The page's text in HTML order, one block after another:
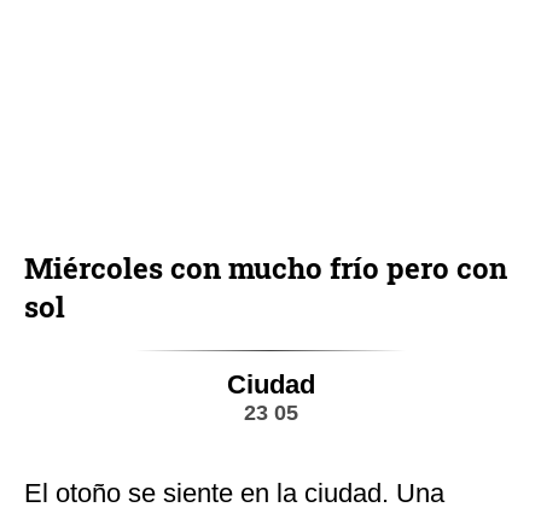
Miércoles con mucho frío pero con
sol
Ciudad
23 05
El otoño se siente en la ciudad. Una